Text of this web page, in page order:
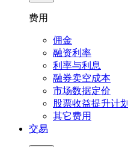
费用
佣金
融资利率
利率与利息
融券卖空成本
市场数据定价
股票收益提升计划
其它费用
交易